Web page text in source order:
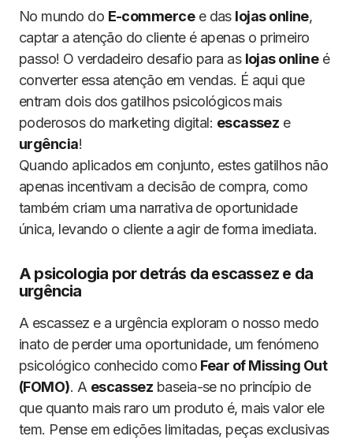
No mundo do E-commercee das lojas online,
captar a atenção do cliente é apenas o primeiro
passo! O verdadeiro desafio para as lojas onlineé
converter essa atenção em vendas. É aqui que
entram dois dos gatilhos psicológicos mais
poderosos do marketing digital: escassez e
urgência!
Quando aplicados em conjunto, estes gatilhos não
apenas incentivam a decisão de compra, como
também criam uma narrativa de oportunidade
única, levando o cliente a agir de forma imediata.
A psicologia por detrás da escassez e da
urgência
A escassez e a urgência exploram o nosso medo
inato de perder uma oportunidade, um fenómeno
psicológico conhecido como Fear of Missing Out
(FOMO). A escassez baseia-se no princípio de
que quanto mais raro um produto é, mais valor ele
tem. Pense em edições limitadas, peças exclusivas